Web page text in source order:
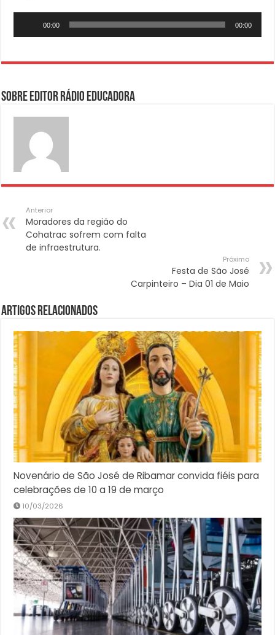
00:00 00:00
Sobre Editor Rádio Educadora
Anterior
Moradores da região do
Cohatrac sofrem com falta
de infraestrutura.
Próximo
Festa de São José
Carpinteiro – Dia 01 de Maio
Artigos Relacionados
Novenário de São José de Ribamar convida fiéis para
celebrações de 10 a 19 de março
10/03/2026